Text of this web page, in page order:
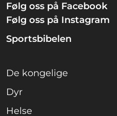
Følg oss på Facebook
Følg oss på Instagram
Sportsbibelen
De kongelige
Dyr
Helse